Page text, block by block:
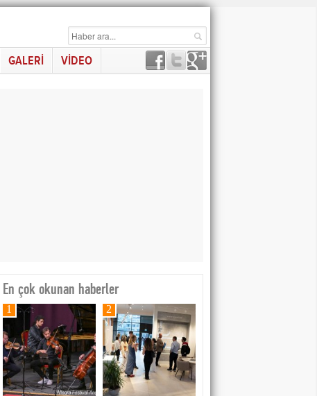
GALERİ VİDEO
En çok okunan haberler
1 2